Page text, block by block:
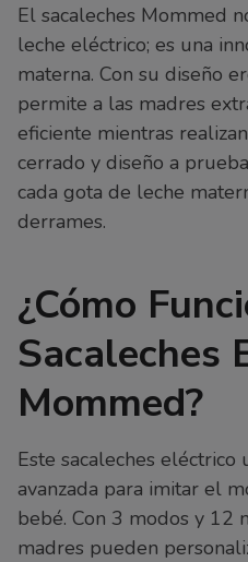
El sacaleches Mommed
leche eléctrico; es una
materna. Con su diseño
permite a las madres
eficiente mientras
cerrado y diseño a
cada gota de leche
derrames.
¿Cómo
Sacaleches
Mommed?
Este sacaleches
avanzada para imitar el
bebé. Con 3 modos y 12
madres pueden